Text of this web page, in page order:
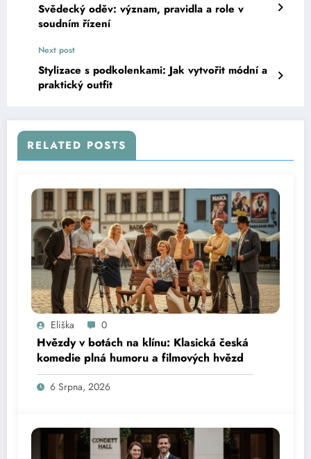
Svědecký oděv: význam, pravidla a role v
soudním řízení
Next post
Stylizace s podkolenkami: Jak vytvořit módní a
praktický outfit
RELATED POSTS
Eliška 0
Hvězdy v botách na klínu: Klasická česká
komedie plná humoru a filmových hvězd
6 Srpna, 2026